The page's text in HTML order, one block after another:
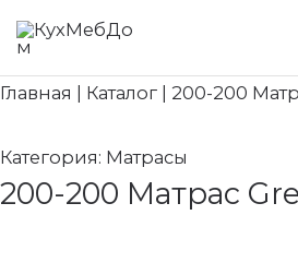
Перейти
содержимому
Главная Каталог 200-200
Категория: Матрасы
200-200 Матрас
Search...